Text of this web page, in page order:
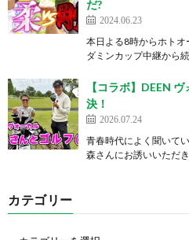
だ?
2024.06.23
本日よる8時からホト
ダミンカップ中継から
【コラボ】DEEN
決！
2026.07.24
青春時代によく聞いて
森さんにお誘いいただ
カテゴリー